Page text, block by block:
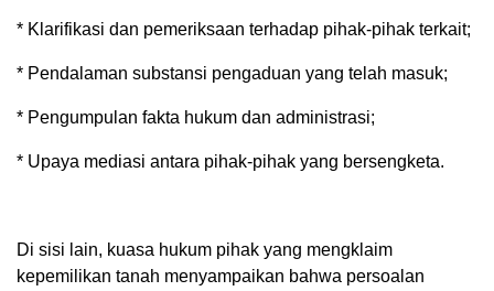
* Klarifikasi dan pemeriksaan terhadap pihak-pihak terkait;
* Pendalaman substansi pengaduan yang telah masuk;
* Pengumpulan fakta hukum dan administrasi;
* Upaya mediasi antara pihak-pihak yang bersengketa.
Di sisi lain, kuasa hukum pihak yang mengklaim
kepemilikan tanah menyampaikan bahwa persoalan